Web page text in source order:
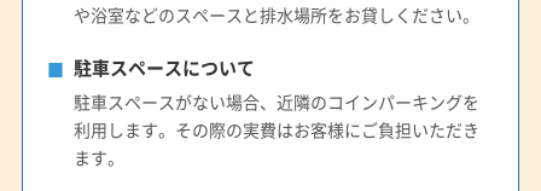
や浴室などのスペースと排水場所をお貸しください。
駐車スペースについて
駐車スペースがない場合、近隣のコインパーキングを
利用します。その際の実費はお客様にご負担いただき
ます。